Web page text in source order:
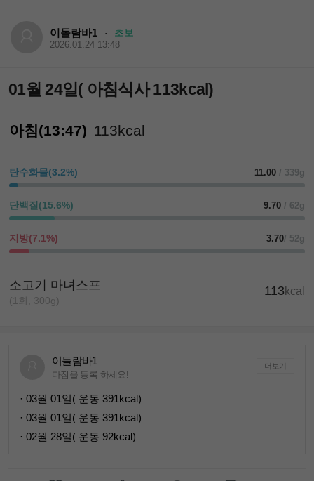
이돌람바1 · 초보
2026.01.24 13:48
01월 24일( 아침식사 113kcal)
아침(13:47) 113kcal
탄수화물(3.2%) 11.00 / 339g
단백질(15.6%) 9.70 / 62g
지방(7.1%) 3.70/ 52g
소고기 마녀스프
(1회, 300g)
113 kcal
이돌람바1
다짐을 등록 하세요!
더보기
· 03월 01일( 운동 391kcal)
· 03월 01일( 운동 391kcal)
· 02월 28일( 운동 92kcal)